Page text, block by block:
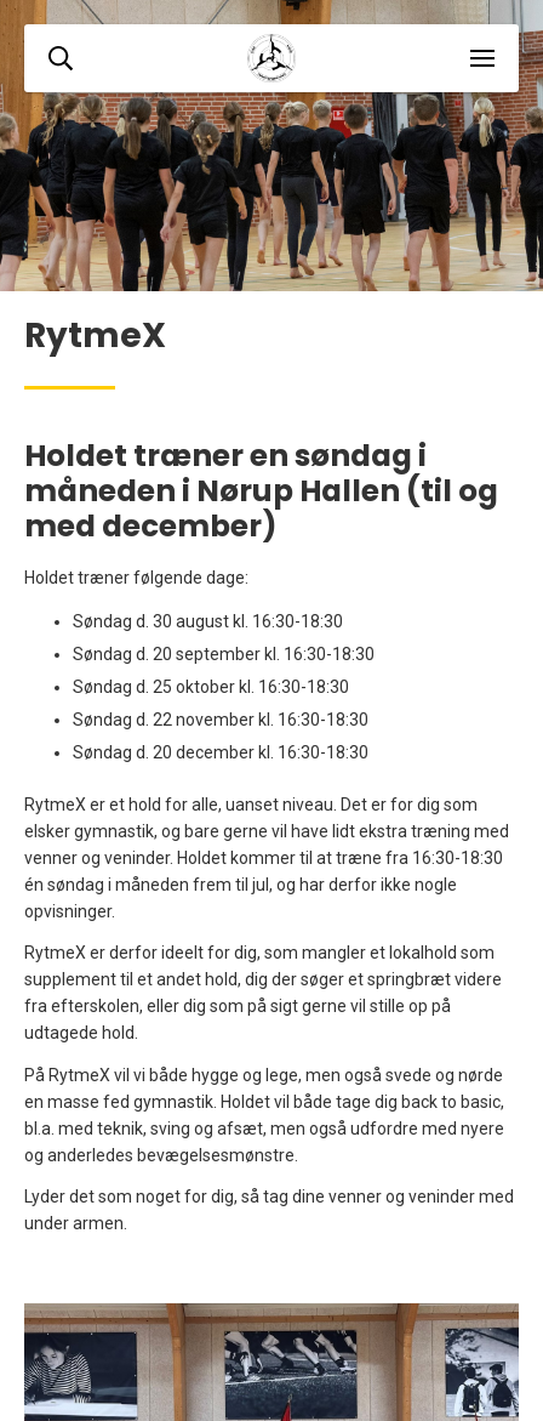
RytmeX
Holdet træner en søndag i
måneden i Nørup Hallen (til og
med december)
Holdet træner følgende dage:
Søndag d. 30 august kl. 16:30-18:30
Søndag d. 20 september kl. 16:30-18:30
Søndag d. 25 oktober kl. 16:30-18:30
Søndag d. 22 november kl. 16:30-18:30
Søndag d. 20 december kl. 16:30-18:30
RytmeX er et hold for alle, uanset niveau. Det er for dig som
elsker gymnastik, og bare gerne vil have lidt ekstra træning med
venner og veninder. Holdet kommer til at træne fra 16:30-18:30
én søndag i måneden frem til jul, og har derfor ikke nogle
opvisninger.
RytmeX er derfor ideelt for dig, som mangler et lokalhold som
supplement til et andet hold, dig der søger et springbræt videre
fra efterskolen, eller dig som på sigt gerne vil stille op på
udtagede hold.
På RytmeX vil vi både hygge og lege, men også svede og nørde
en masse fed gymnastik. Holdet vil både tage dig back to basic,
bl.a. med teknik, sving og afsæt, men også udfordre med nyere
og anderledes bevægelsesmønstre.
Lyder det som noget for dig, så tag dine venner og veninder med
under armen.